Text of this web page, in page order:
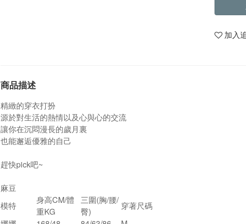
加入
商品描述
精緻的穿衣打扮
源於對生活的熱情以及心與心的交流
讓你在沉悶漫長的歲月裏
也能邂逅優雅的自己
趕快pick吧~
麻豆
模特
身高CM/體
重KG
三圍(胸/腰/
臀)
穿著尺碼